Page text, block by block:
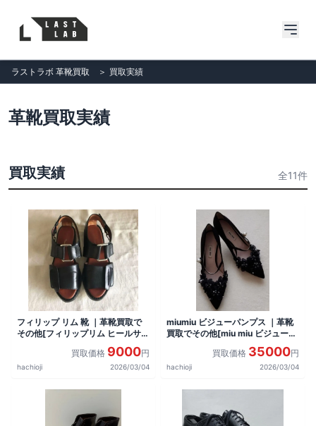
ラストラボ 革靴買取 ＞ 買取実績
革靴買取実績
買取実績 全11件
フィリップ リム 靴 ｜革靴買取で
その他[フィリップリム ヒールサン
買取価格 9000円
hachioji 2026/03/04
miumiu ビジューパンプス ｜革靴
買取でその他[miu miu ビジューパ
ンプス]を買取しました。
買取価格 35000円
hachioji 2026/03/04